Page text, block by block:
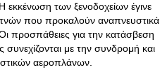
εκκένωση των ξενοδοχείων έγινε
που προκαλούν αναπνευστικά
προσπάθειες για την κατάσβεση
συνεχίζονται με την συνδρομή και
αεροπλάνων.